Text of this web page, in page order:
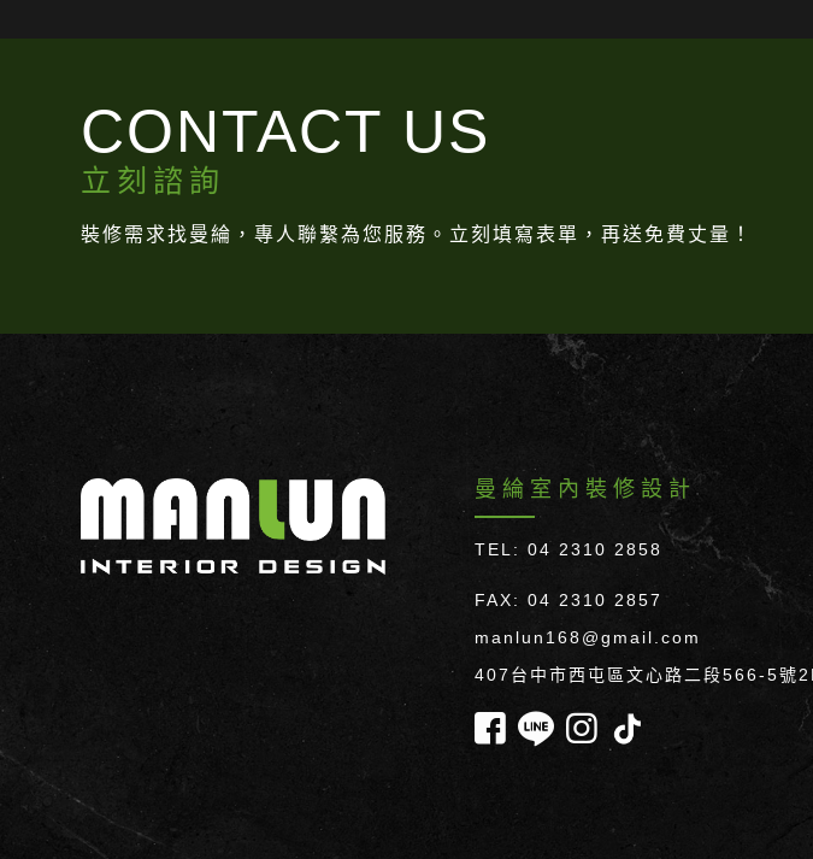
CONTACT US
立刻諮詢
裝修需求找曼綸，專人聯繫為您服務。立刻填寫表單，再送免費丈量！
曼綸室內裝修設計
TEL: 04 2310 2858
FAX: 04 2310 2857
manlun168@gmail.com
407台中市西屯區文心路二段566-5號